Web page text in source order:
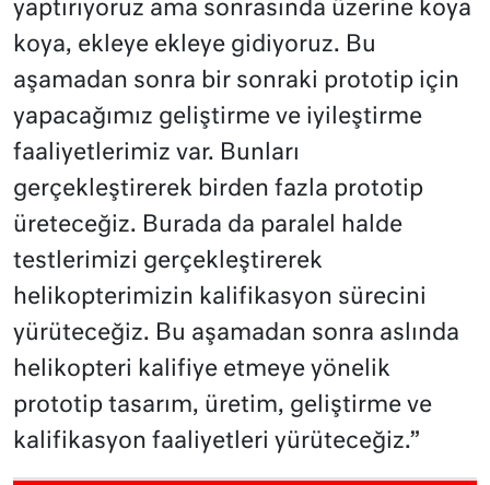
yaptırıyoruz ama sonrasında üzerine koya
koya, ekleye ekleye gidiyoruz. Bu
aşamadan sonra bir sonraki prototip için
yapacağımız geliştirme ve iyileştirme
faaliyetlerimiz var. Bunları
gerçekleştirerek birden fazla prototip
üreteceğiz. Burada da paralel halde
testlerimizi gerçekleştirerek
helikopterimizin kalifikasyon sürecini
yürüteceğiz. Bu aşamadan sonra aslında
helikopteri kalifiye etmeye yönelik
prototip tasarım, üretim, geliştirme ve
kalifikasyon faaliyetleri yürüteceğiz.”